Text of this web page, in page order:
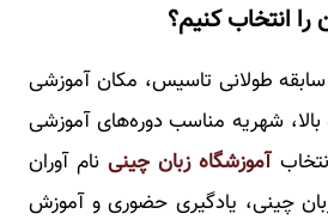
انتخاب کنیم؟
طولانی تاسیس، مکان آموزشی
بالا، شهریه مناسب دوره‌های آموزشی
آموزشگاه زبان چینینام آوران
چینی، یادگیری حضوری و آموزش